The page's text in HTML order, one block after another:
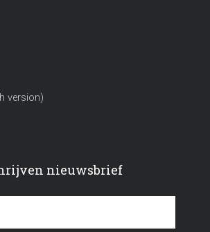
version)
nieuwsbrief